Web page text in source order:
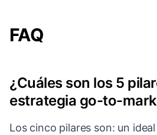
FAQ
¿Cuáles son los 5
estrategia go-to-
Los cinco pilares son: un